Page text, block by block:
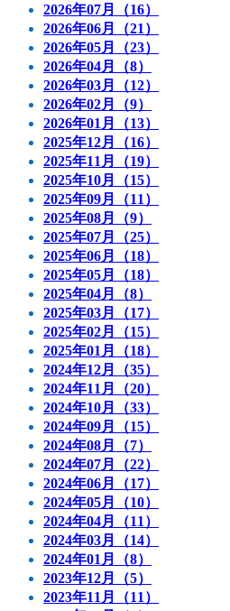
2026年07月（16）
2026年06月（21）
2026年05月（23）
2026年04月（8）
2026年03月（12）
2026年02月（9）
2026年01月（13）
2025年12月（16）
2025年11月（19）
2025年10月（15）
2025年09月（11）
2025年08月（9）
2025年07月（25）
2025年06月（18）
2025年05月（18）
2025年04月（8）
2025年03月（17）
2025年02月（15）
2025年01月（18）
2024年12月（35）
2024年11月（20）
2024年10月（33）
2024年09月（15）
2024年08月（7）
2024年07月（22）
2024年06月（17）
2024年05月（10）
2024年04月（11）
2024年03月（14）
2024年01月（8）
2023年12月（5）
2023年11月（11）